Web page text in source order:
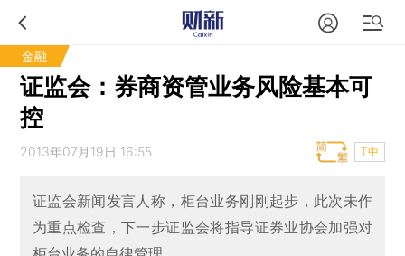
金融
证监会：券商资管业务风险基本可
控
2013年07月19日 16:55 T中
证监会新闻发言人称，柜台业务刚刚起步，此次未作
为重点检查，下一步证监会将指导证券业协会加强对